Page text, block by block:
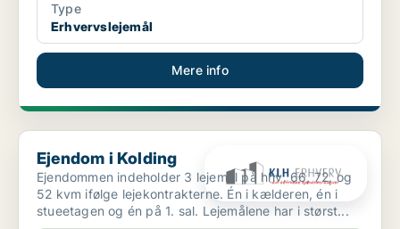
Type
Erhvervslejemål
Mere info
Ejendom i Kolding
Ejendom i Kolding
Ejendommen indeholder 3 lejemål på hhv. 66, 72, og
52 kvm ifølge lejekontrakterne. Én i kælderen, én i
stueetagen og én på 1. sal. Lejemålene har i størst...